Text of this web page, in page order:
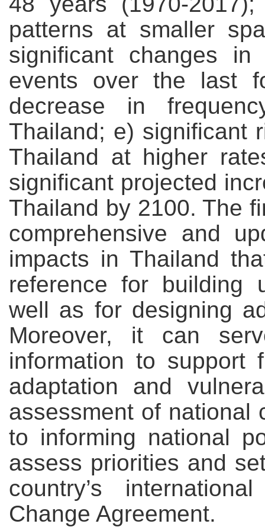
patterns at smaller
significant changes in
events over the last
decrease in
Thailand; e) significant
Thailand at higher
significant projected
Thailand by 2100. The
comprehensive and
impacts in Thailand
reference for building
well as for designing
Moreover, it can
information to support
adaptation and
assessment of national
to informing national
assess priorities and
country’s
Change Agreement.